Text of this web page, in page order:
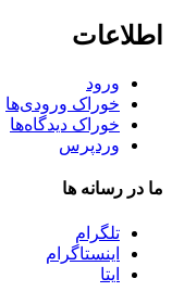
اطلاعات
ورود
خوراک ورودی‌ها
خوراک دیدگاه‌ها
وردپرس
ما در رسانه ها
تلگرام
اینستاگرام
ایتا